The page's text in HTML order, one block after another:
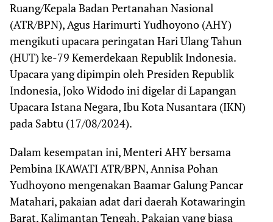
Ruang/Kepala Badan Pertanahan Nasional
(ATR/BPN), Agus Harimurti Yudhoyono (AHY)
mengikuti upacara peringatan Hari Ulang Tahun
(HUT) ke-79 Kemerdekaan Republik Indonesia.
Upacara yang dipimpin oleh Presiden Republik
Indonesia, Joko Widodo ini digelar di Lapangan
Upacara Istana Negara, Ibu Kota Nusantara (IKN)
pada Sabtu (17/08/2024).
Dalam kesempatan ini, Menteri AHY bersama
Pembina IKAWATI ATR/BPN, Annisa Pohan
Yudhoyono mengenakan Baamar Galung Pancar
Matahari, pakaian adat dari daerah Kotawaringin
Barat, Kalimantan Tengah. Pakaian yang biasa